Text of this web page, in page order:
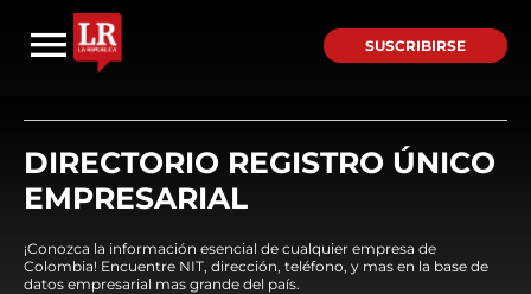
SUSCRIBIRSE
DIRECTORIO REGISTRO ÚNICO
EMPRESARIAL
¡Conozca la información esencial de cualquier empresa de
Colombia! Encuentre NIT, dirección, teléfono, y mas en la base de
datos empresarial mas grande del país.